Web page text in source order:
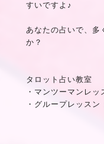
すいですよ♪
あなたの占いで、多
か？
タロット占い教室
・マンツーマンレ
・グループレッス